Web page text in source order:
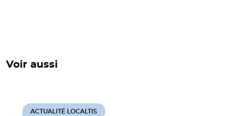
Voir aussi
ACTUALITÉ LOCALTIS